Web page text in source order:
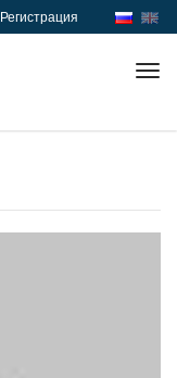
Регистрация